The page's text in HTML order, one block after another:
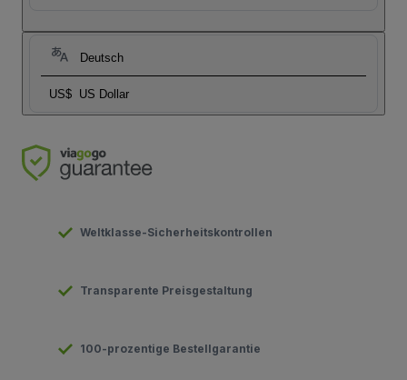
Deutsch
US$ US Dollar
Weltklasse-Sicherheitskontrollen
Transparente Preisgestaltung
100-prozentige Bestellgarantie